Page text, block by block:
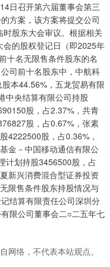
日召开第六届董事会第三
方案，该方案将提交公司
股东大会审议。根据相关
的股权登记日（即2025年
十名无限售条件股东的名
司前十名股东中，中航科
本44.56%，五龙贸易有限
中央结算有限公司持股
股，占2.37%，共青
股，占0.67%，张素
4222500股，占0.36%，
金－中国移动通信有限公
计划持股3456500股，占
新兴消费混合型证券投资
限售条件股东持股情况与
结算有限责任公司深圳分
限公司董事会二○二五年七
网络，不代表本站观点。